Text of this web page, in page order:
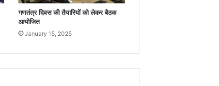
गणतंत्र दिवस की तैयारियों को लेकर बैठक
आयोजित
January 15, 2025